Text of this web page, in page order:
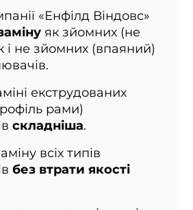
«Енфілд Віндовс»
як зйомних (не
і не зйомних (впаяний)
екструдованих
рами)
складніша.
всіх типів
без втрати якості